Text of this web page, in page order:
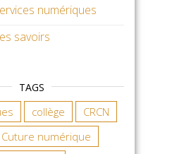
numériques
savoirs
TAGS
collège
CRCN
Cuture numérique